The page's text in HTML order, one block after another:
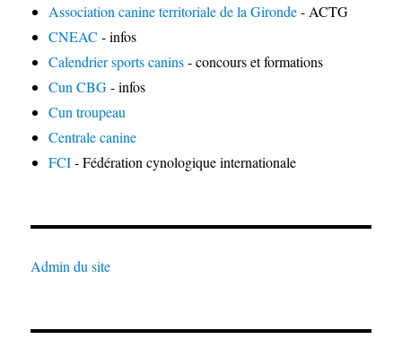
Association canine territoriale de la Gironde- ACTG
CNEAC- infos
Calendrier sports canins- concours et formations
Cun CBG- infos
Cun troupeau
Centrale canine
FCI- Fédération cynologique internationale
Admin du site